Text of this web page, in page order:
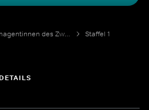
Die Geheimagentinnen des Zweiten Weltkriegs
Staffel 1
DETAILS